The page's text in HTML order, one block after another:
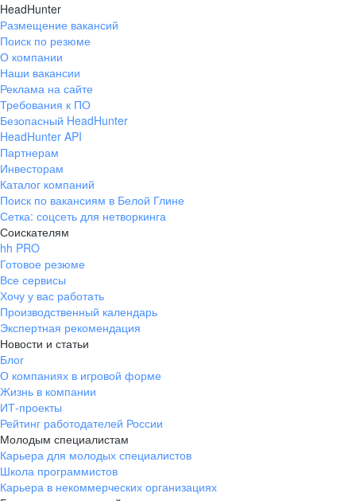
HeadHunter
Размещение вакансий
Поиск по резюме
О компании
Наши вакансии
Реклама на сайте
Требования к ПО
Безопасный HeadHunter
HeadHunter API
Партнерам
Инвесторам
Каталог компаний
Поиск по вакансиям в Белой Глине
Сетка: соцсеть для нетворкинга
Соискателям
hh PRO
Готовое резюме
Все сервисы
Хочу у вас работать
Производственный календарь
Экспертная рекомендация
Новости и статьи
Блог
О компаниях в игровой форме
Жизнь в компании
ИТ-проекты
Рейтинг работодателей России
Молодым специалистам
Карьера для молодых специалистов
Школа программистов
Карьера в некоммерческих организациях